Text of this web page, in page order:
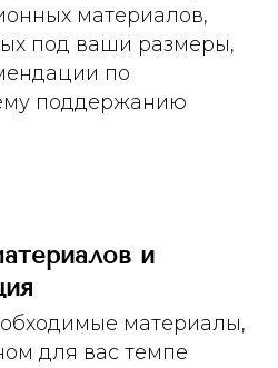
материалов,
под ваши размеры,
по
поддержанию
и
материалы,
для вас темпе